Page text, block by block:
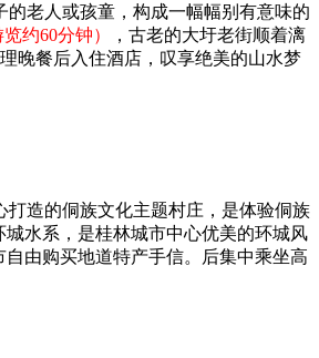
老人或孩童，构成一幅幅别有意味的
约60分钟）
，古老的大圩老街顺着漓
晚餐后入住酒店，叹享绝美的山水梦
打造的侗族文化主题村庄，是体验侗族
水系，是桂林城市中心优美的环城风
由购买地道特产手信。后集中乘坐高